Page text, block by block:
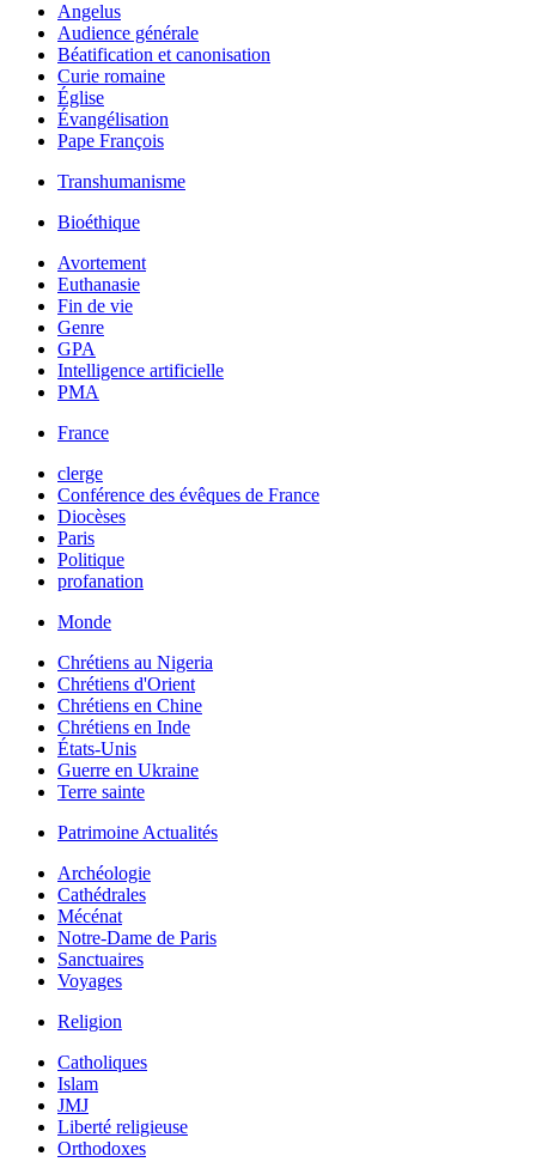
Angelus
Audience générale
Béatification et canonisation
Curie romaine
Église
Évangélisation
Pape François
Transhumanisme
Bioéthique
Avortement
Euthanasie
Fin de vie
Genre
GPA
Intelligence artificielle
PMA
France
clerge
Conférence des évêques de France
Diocèses
Paris
Politique
profanation
Monde
Chrétiens au Nigeria
Chrétiens d'Orient
Chrétiens en Chine
Chrétiens en Inde
États-Unis
Guerre en Ukraine
Terre sainte
Patrimoine Actualités
Archéologie
Cathédrales
Mécénat
Notre-Dame de Paris
Sanctuaires
Voyages
Religion
Catholiques
Islam
JMJ
Liberté religieuse
Orthodoxes